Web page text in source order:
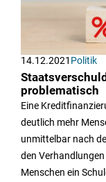
14.12.2021 Politik
problematisch
Eine
deutlich mehr
unmittelbar nach
den
Menschen ein